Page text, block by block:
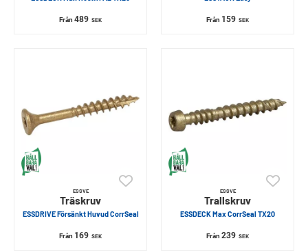
Från 489 SEK Från 159 SEK
ESSVE
Träskruv
ESSDRIVE Försänkt Huvud CorrSeal
Från 169 SEK
ESSVE
Trallskruv
ESSDECK Max CorrSeal TX20
Från 239 SEK